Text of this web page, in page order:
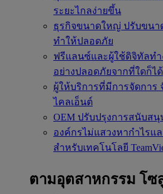
ระยะไกลง่ายขึ้น
ธุรกิจขนาดใหญ่ ปรับขนา
ทำให้ปลอดภัย
ฟรีแลนซ์และผู้ใช้ดิจิทัลท
อย่างปลอดภัยจากที่ใดก็ได้
ผู้ให้บริการที่มีการจัดการ
ไคลเอ็นต์
OEM ปรับปรุงการสนับสนุ
องค์กรไม่แสวงหากำไรแ
สำหรับเทคโนโลยี
ตามอุตสาหกรรม โซ